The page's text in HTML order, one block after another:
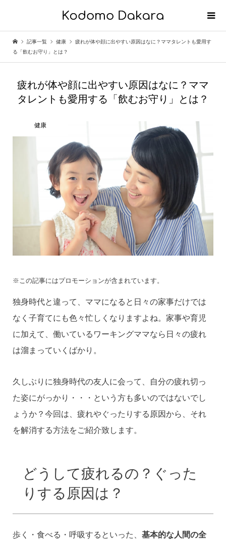
記事一覧 健康
疲れが体や顔に出やすい原因はなに？ママタレントも愛用す
る「飲むお守り」とは？
疲れが体や顔に出やすい原因はなに？ママ
タレントも愛用する「飲むお守り」とは？
健康
※この記事にはプロモーションが含まれています。
独身時代と違って、ママになると日々の家事だけでは
なく子育てにも色々忙しくなりますよね。家事や育児
に加えて、働いているワーキングママなら日々の疲れ
は溜まっていくばかり。
久しぶりに独身時代の友人に会って、自分の疲れ切っ
た姿にがっかり・・・という方も多いのではないでし
ょうか？今回は、疲れやぐったりする原因から、それ
を解消する方法をご紹介致します。
どうして疲れるの？ぐった
りする原因は？
歩く・食べる・呼吸するといった、 基本的な人間の全